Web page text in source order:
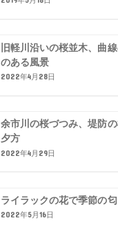
旧軽川沿いの桜並木、曲
のある風景
2022年4月28日
余市川の桜づつみ、堤防
夕方
2022年4月29日
ライラックの花で季節の
2022年5月16日